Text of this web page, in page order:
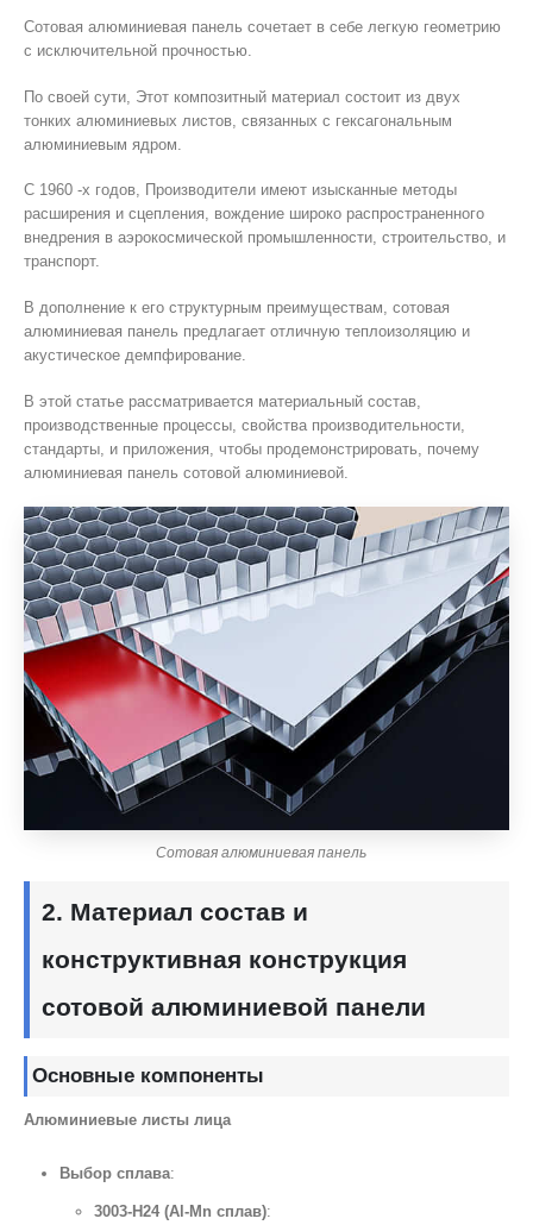
Сотовая алюминиевая панель сочетает в себе легкую геометрию
с исключительной прочностью.
По своей сути, Этот композитный материал состоит из двух
тонких алюминиевых листов, связанных с гексагональным
алюминиевым ядром.
С 1960 -х годов, Производители имеют изысканные методы
расширения и сцепления, вождение широко распространенного
внедрения в аэрокосмической промышленности, строительство, и
транспорт.
В дополнение к его структурным преимуществам, сотовая
алюминиевая панель предлагает отличную теплоизоляцию и
акустическое демпфирование.
В этой статье рассматривается материальный состав,
производственные процессы, свойства производительности,
стандарты, и приложения, чтобы продемонстрировать, почему
алюминиевая панель сотовой алюминиевой.
Сотовая алюминиевая панель
2. Материал состав и
конструктивная конструкция
сотовой алюминиевой панели
Основные компоненты
Алюминиевые листы лица
Выбор сплава:
3003-H24 (Al-Mn сплав):